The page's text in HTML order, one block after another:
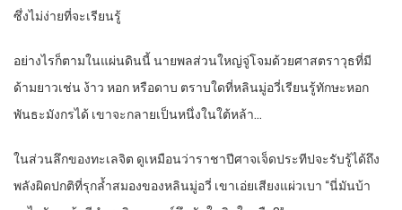
ซึ่งไม่ง่ายที่จะเรียนรู้
อย่างไรก็ตามในแผ่นดินนี้ นายพลส่วนใหญ่จู่โจมด้วยศาสตราวุธที่มี
ด้ามยาวเช่น ง้าว หอก หรือดาบ ตราบใดที่หลินมู่อวี่เรียนรู้ทักษะหอก
พันธะมังกรได้ เขาจะกลายเป็นหนึ่งในใต้หล้า…
ในส่วนลึกของทะเลจิต ดูเหมือนว่าราชาปีศาจเจ็ดประทีปจะรับรู้ได้ถึง
พลังผิดปกติที่รุกล้ำสมองของหลินมู่อวี่ เขาเอ่ยเสียงแผ่วเบา “นี่มันบ้า